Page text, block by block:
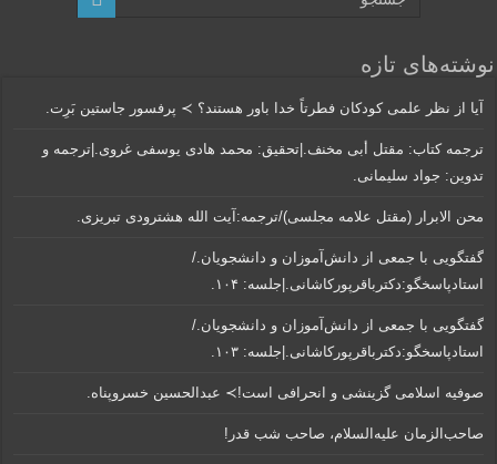
نوشته‌های تازه
آیا از نظر علمی کودکان فطرتاً خدا باور هستند؟ ≻ پرفسور جاستین بَرِت.
ترجمه کتاب: مقتل أبی مخنف.|تحقیق: محمد هادی یوسفی غروی.|ترجمه و
تدوین: جواد سلیمانی.
محن الابرار (مقتل علامه مجلسی)/ترجمه:آیت الله هشترودی تبریزی.
گفتگویی‌ با جمعی‌ از دانش‌آموزان‌ و دانشجویان./
استادپاسخگو:دکترباقر‌پورکاشانی.|جلسه: ۱۰۴.
گفتگویی‌ با جمعی‌ از دانش‌آموزان‌ و دانشجویان./
استادپاسخگو:دکترباقر‌پورکاشانی.|جلسه: ۱۰۳.
صوفیه اسلامی گزینشی و انحرافی است!≻ عبدالحسین خسروپناه.
صاحب‌الزمان علیه‌السلام، صاحب شب قدر!